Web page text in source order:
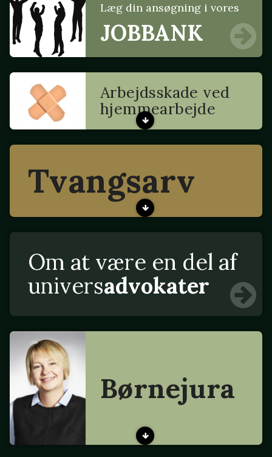
Læg din ansøgning i vores
JOBBANK
Arbejdsskade ved
hjemmearbejde
Tvangsarv
Om at være en del af
universadvokater
Børnejura